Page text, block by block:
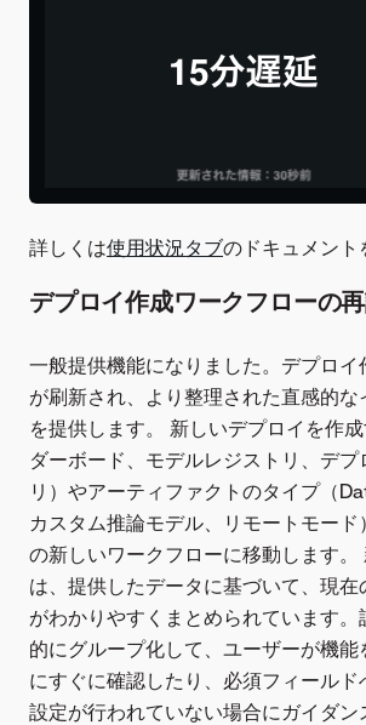
詳しくは使用状況タブのドキュメント
デプロイ作成ワークフローの
一般提供機能になりました。デプロイ
が刷新され、より整理された直感的な
を提供します。 新しいデプロイを作
ダーボード、モデルレジストリ、デプ
リ）やアーティファクトのタイプ（
カスタム推論モデル、リモートモード
の新しいワークフローに移動します。
は、提供したデータに基づいて、現
がわかりやすくまとめられています。
的にグループ化して、ユーザーが機能
にすぐに確認したり、必須フィールド
設定が行われていない場合にガイダン